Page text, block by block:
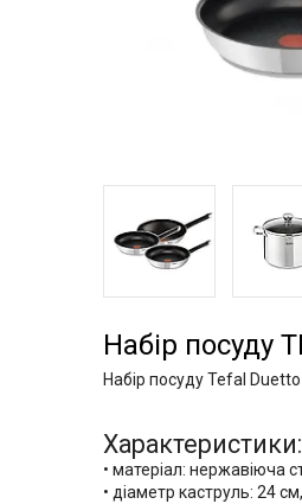
Набір посуду
Набір посудуTefal Duetto
Характеристики:
• матеріал: нержавіюча
• діаметр каструль: 24